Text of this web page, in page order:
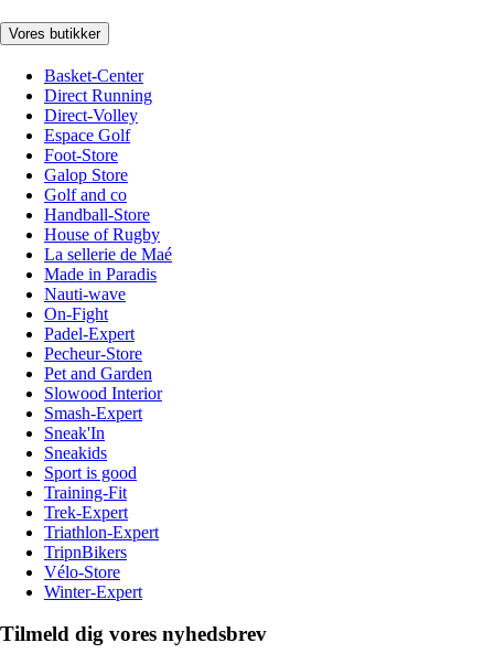
Vores butikker
Basket-Center
Direct Running
Direct-Volley
Espace Golf
Foot-Store
Galop Store
Golf and co
Handball-Store
House of Rugby
La sellerie de Maé
Made in Paradis
Nauti-wave
On-Fight
Padel-Expert
Pecheur-Store
Pet and Garden
Slowood Interior
Smash-Expert
Sneak'In
Sneakids
Sport is good
Training-Fit
Trek-Expert
Triathlon-Expert
TripnBikers
Vélo-Store
Winter-Expert
Tilmeld dig vores nyhedsbrev